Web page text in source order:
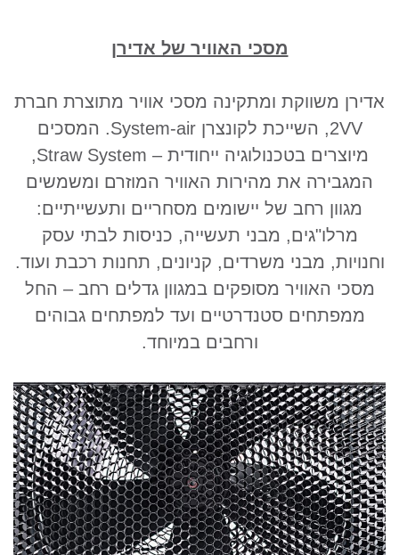
מסכי האוויר של אדירן
אדירן משווקת ומתקינה מסכי אוויר מתוצרת חברת
2VV, השייכת לקונצרן System-air. המסכים
מיוצרים בטכנולוגיה ייחודית – Straw System,
המגבירה את מהירות האוויר המוזרם ומשמשים
מגוון רחב של יישומים מסחריים ותעשייתיים:
מרלו"גים, מבני תעשייה, כניסות לבתי עסק
וחנויות, מבני משרדים, קניונים, תחנות רכבת ועוד.
מסכי האוויר מסופקים במגוון גדלים רחב – החל
ממפתחים סטנדרטיים ועד למפתחים גבוהים
ורחבים במיוחד.